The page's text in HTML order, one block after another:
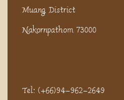
Muang District
Nakornpathom 73000
Tel: (+66)94-962-2649